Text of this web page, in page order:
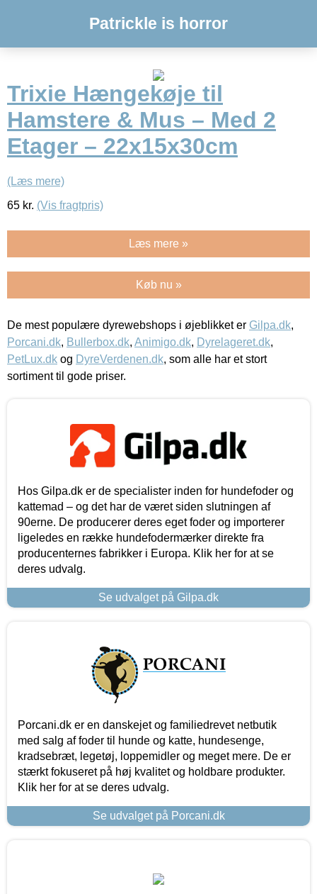
Patrickle is horror
Trixie Hængekøje til
Hamstere & Mus – Med 2
Etager – 22x15x30cm
(Læs mere)
65 kr. (Vis fragtpris)
Læs mere »
Køb nu »
De mest populære dyrewebshops i øjeblikket er Gilpa.dk,
Porcani.dk, Bullerbox.dk, Animigo.dk, Dyrelageret.dk,
PetLux.dk og DyreVerdenen.dk, som alle har et stort
sortiment til gode priser.
Hos Gilpa.dk er de specialister inden for hundefoder og
kattemad – og det har de været siden slutningen af
90erne. De producerer deres eget foder og importerer
ligeledes en række hundefodermærker direkte fra
producenternes fabrikker i Europa. Klik her for at se
deres udvalg.
Se udvalget på Gilpa.dk
Porcani.dk er en danskejet og familiedrevet netbutik
med salg af foder til hunde og katte, hundesenge,
kradsebræt, legetøj, loppemidler og meget mere. De er
stærkt fokuseret på høj kvalitet og holdbare produkter.
Klik her for at se deres udvalg.
Se udvalget på Porcani.dk